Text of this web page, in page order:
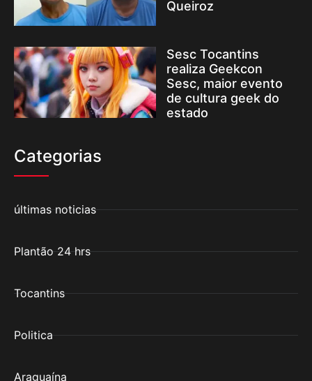
Queiroz
Sesc Tocantins
realiza Geekcon
Sesc, maior evento
de cultura geek do
estado
Categorias
últimas noticias
Plantão 24 hrs
Tocantins
Politica
Araguaína